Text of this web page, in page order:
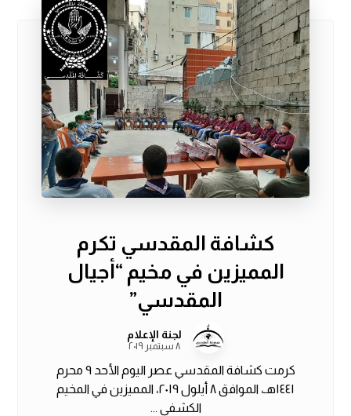
كشافة المقدسي تكرم
المميزين في مخيم “أجيال
المقدسي”
لجنة الإعلام
٨ سبتمبر ٢٠١٩
كرمت كشافة المقدسي عصر اليوم الأحد ٩ محرم
١٤٤١هـ، الموافق ٨ أيلول ٢٠١٩، المميزين في المخيم
الكشفي ...